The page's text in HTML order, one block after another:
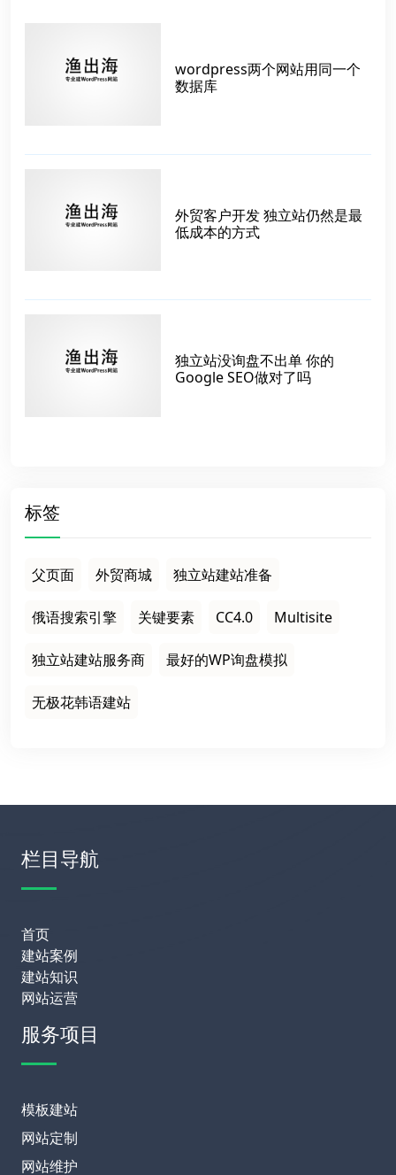
wordpress两个网站用同一个
数据库
外贸客户开发 独立站仍然是最
低成本的方式
独立站没询盘不出单 你的
Google SEO做对了吗
标签
父页面 外贸商城 独立站建站准备
俄语搜索引擎 关键要素 CC4.0 Multisite
独立站建站服务商 最好的WP询盘模拟
无极花韩语建站
栏目导航
首页
建站案例
建站知识
网站运营
服务项目
模板建站
网站定制
网站维护